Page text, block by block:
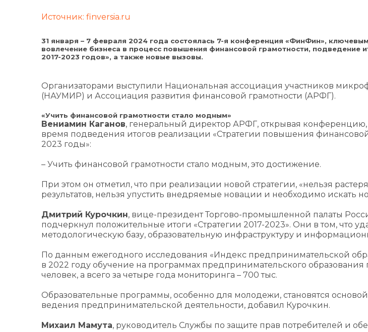
Источник: finversia.ru
31 января – 7 февраля 2024 года состоялась 7-я конференция «ФинФин»,
вовлечение бизнеса в процесс повышения финансовой грамотности, подведение
2017-2023 годов», а также новые вызовы.
Организаторами выступили Национальная ассоциация участников
(НАУМИР) и Ассоциация развития финансовой грамотности (АРФГ).
«Учить финансовой грамотности стало модным»
Вениамин Каганов, генеральный директор АРФГ, открывая конференцию,
время подведения итогов реализации «Стратегии повышения
2023 годы»:
– Учить финансовой грамотности стало модным, это достижение.
При этом он отметил, что при реализации новой стратегии, «нельзя
результатов, нельзя упустить внедряемые новации и необходимо искать
Дмитрий Курочкин, вице-президент Торгово-промышленной палаты
подчеркнул положительные итоги «Стратегии 2017-2023». Они в том, что
методологическую базу, образовательную инфраструктуру и
По данным ежегодного исследования «Индекс предпринимательской
в 2022 году обучение на программах предпринимательского
человек, а всего за четыре года мониторинга – 700 тыс.
Образовательные программы, особенно для молодежи, становятся
ведения предпринимательской деятельности, добавил Курочкин.
Михаил Мамута, руководитель Службы по защите прав потребителей и